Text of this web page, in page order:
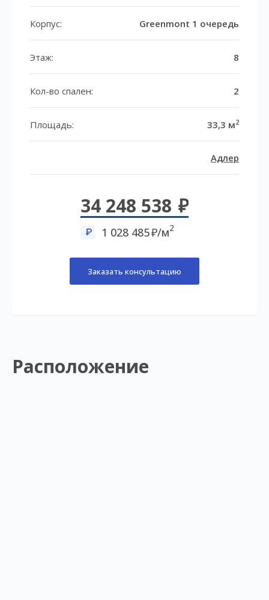
Корпус: Greenmont 1 очередь
Этаж: 8
Кол-во спален: 2
Площадь: 33,3 м2
Адлер
34 248 538
1 028 485 /м2
Заказать консультацию
Расположение